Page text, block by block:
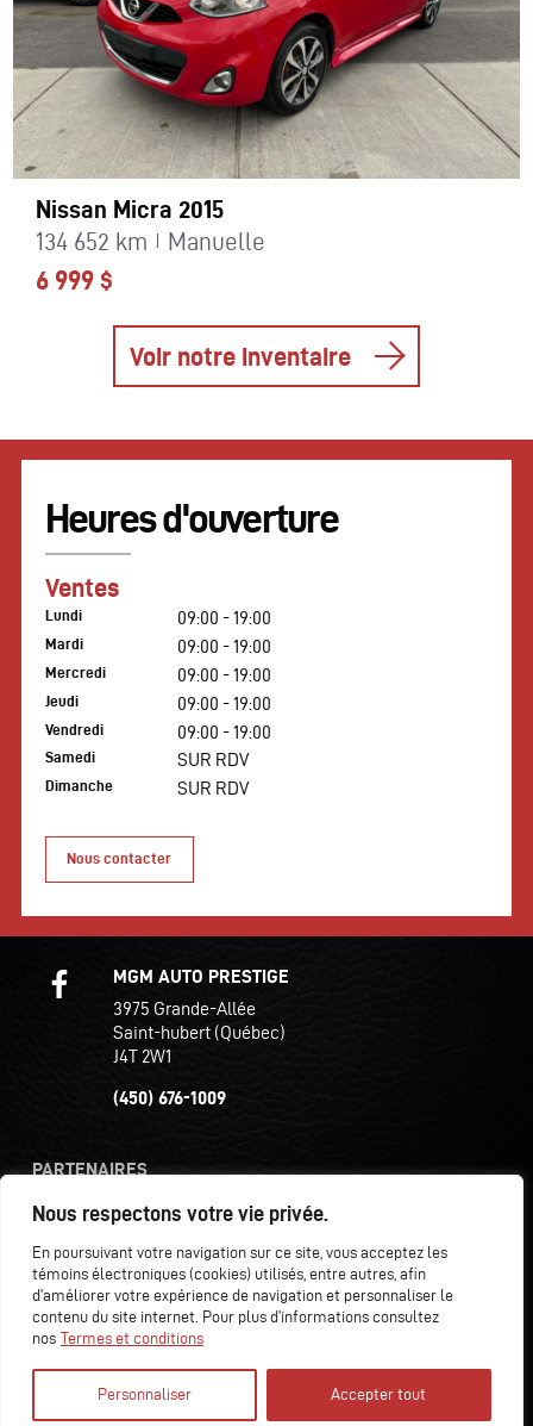
Nous respectons votre vie privée.
En poursuivant votre navigation sur ce site, vous acceptez les
témoins électroniques (cookies) utilisés, entre autres, afin
d’améliorer votre expérience de navigation et personnaliser le
contenu du site internet. Pour plus d’informations consultez
nos Termes et conditions
Personnaliser Accepter tout
Nissan Micra 2015
134 652 km
Manuelle
6 999 $
Voir notre inventaire
Heures d'ouverture
Ventes
Lundi 09:00 - 19:00
Mardi 09:00 - 19:00
Mercredi 09:00 - 19:00
Jeudi 09:00 - 19:00
Vendredi 09:00 - 19:00
Samedi SUR RDV
Dimanche SUR RDV
Nous contacter
MGM AUTO PRESTIGE
3975 Grande-Allée
Saint-hubert (Québec)
J4T 2W1
(450) 676-1009
PARTENAIRES
Termes et conditions
la publicité et des informations apparaissant sur ce site.